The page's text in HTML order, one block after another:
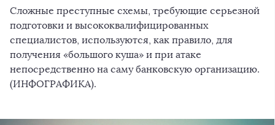
Сложные преступные схемы, требующие серьезной
подготовки и высококвалифицированных
специалистов, используются, как правило, для
получения «большого куша» и при атаке
непосредственно на саму банковскую организацию.
(ИНФОГРАФИКА).